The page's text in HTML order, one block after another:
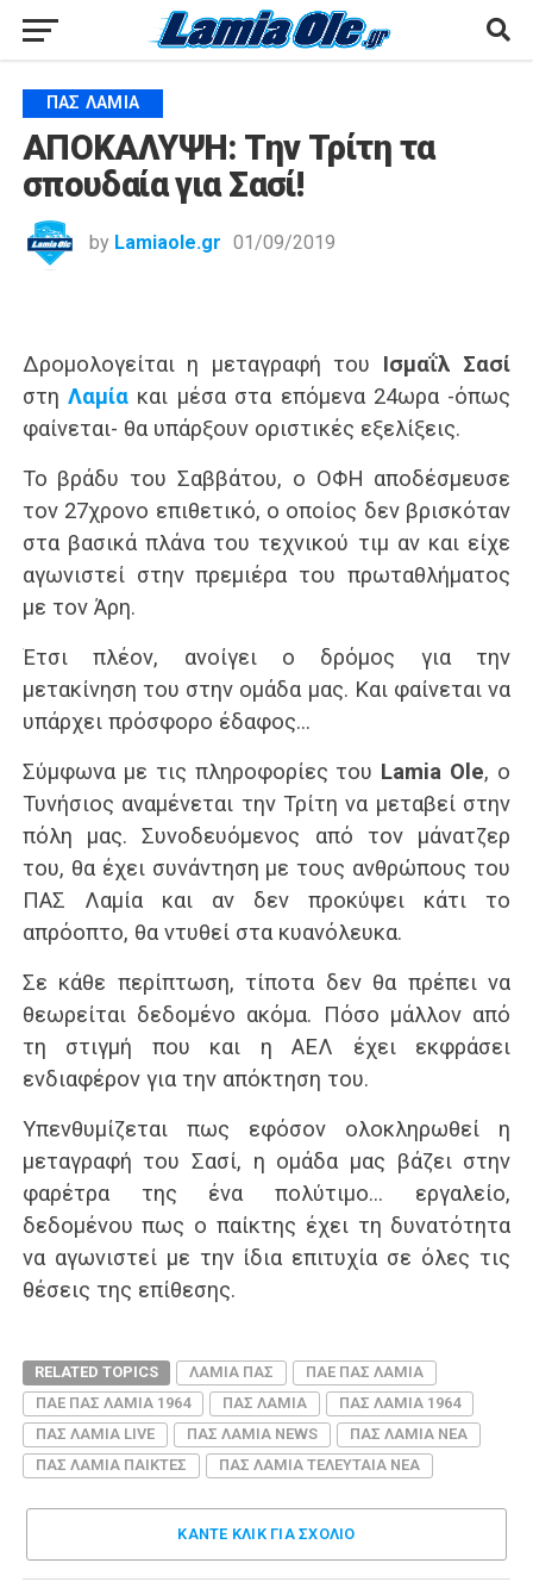
ΠΑΣ ΛΑΜΊΑ
ΑΠΟΚΑΛΥΨΗ: Την Τρίτη τα
σπουδαία για Σασί!
by Lamiaole.gr 01/09/2019
Δρομολογείται η μεταγραφή του Ισμαΐλ Σασί
στηΛαμία και μέσα στα επόμενα 24ωρα -όπως
φαίνεται- θα υπάρξουν οριστικές εξελίξεις.
Το βράδυ του Σαββάτου, ο ΟΦΗ αποδέσμευσε
τον 27χρονο επιθετικό, ο οποίος δεν βρισκόταν
στα βασικά πλάνα του τεχνικού τιμ αν και είχε
αγωνιστεί στην πρεμιέρα του πρωταθλήματος
με τον Άρη.
Έτσι πλέον, ανοίγει ο δρόμος για την
μετακίνηση του στην ομάδα μας. Και φαίνεται να
υπάρχει πρόσφορο έδαφος…
Σύμφωνα με τις πληροφορίες του Lamia Ole, ο
Τυνήσιος αναμένεται την Τρίτη να μεταβεί στην
πόλη μας. Συνοδευόμενος από τον μάνατζερ
του, θα έχει συνάντηση με τους ανθρώπους του
ΠΑΣ Λαμία και αν δεν προκύψει κάτι το
απρόοπτο, θα ντυθεί στα κυανόλευκα.
Σε κάθε περίπτωση, τίποτα δεν θα πρέπει να
θεωρείται δεδομένο ακόμα. Πόσο μάλλον από
τη στιγμή που και η ΑΕΛ έχει εκφράσει
ενδιαφέρον για την απόκτηση του.
Υπενθυμίζεται πως εφόσον ολοκληρωθεί η
μεταγραφή του Σασί, η ομάδα μας βάζει στην
φαρέτρα της ένα πολύτιμο… εργαλείο,
δεδομένου πως ο παίκτης έχει τη δυνατότητα
να αγωνιστεί με την ίδια επιτυχία σε όλες τις
θέσεις της επίθεσης.
RELATED TOPICS ΛΑΜΙΑ ΠΑΣ
ΠΑΕ ΠΑΣ ΛΑΜΙΑ
ΠΑΕ ΠΑΣ ΛΑΜΙΑ 1964
ΠΑΣ ΛΑΜΙΑ
ΠΑΣ ΛΑΜΙΑ 1964
ΠΑΣ ΛΑΜΙΑ LIVE
ΠΑΣ ΛΑΜΙΑ NEWS
ΠΑΣ ΛΑΜΙΑ ΝΕΑ
ΠΑΣ ΛΑΜΙΑ ΠΑΙΚΤΕΣ
ΠΑΣ ΛΑΜΙΑ ΤΕΛΕΥΤΑΙΑ ΝΕΑ
ΚΑΝΤΕ ΚΛΊΚ ΓΙΑ ΣΧΌΛΙΟ